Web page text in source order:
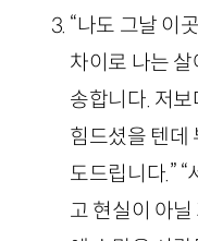
“나도 그날 이
차이로 나는 살
송합니다. 저
힘드셨을 텐데
도드립니다.”
고 현실이 아